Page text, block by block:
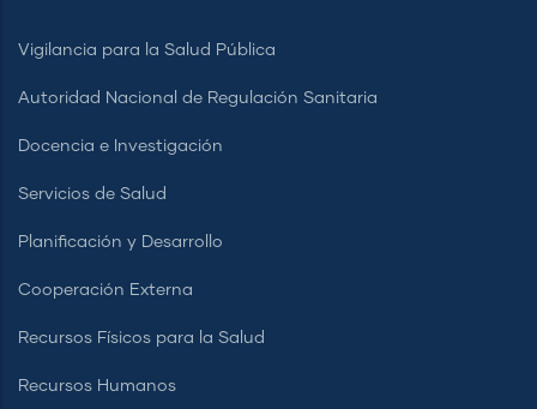
Vigilancia para la Salud Pública
Autoridad Nacional de Regulación Sanitaria
Docencia e Investigación
Servicios de Salud
Planificación y Desarrollo
Cooperación Externa
Recursos Físicos para la Salud
Recursos Humanos